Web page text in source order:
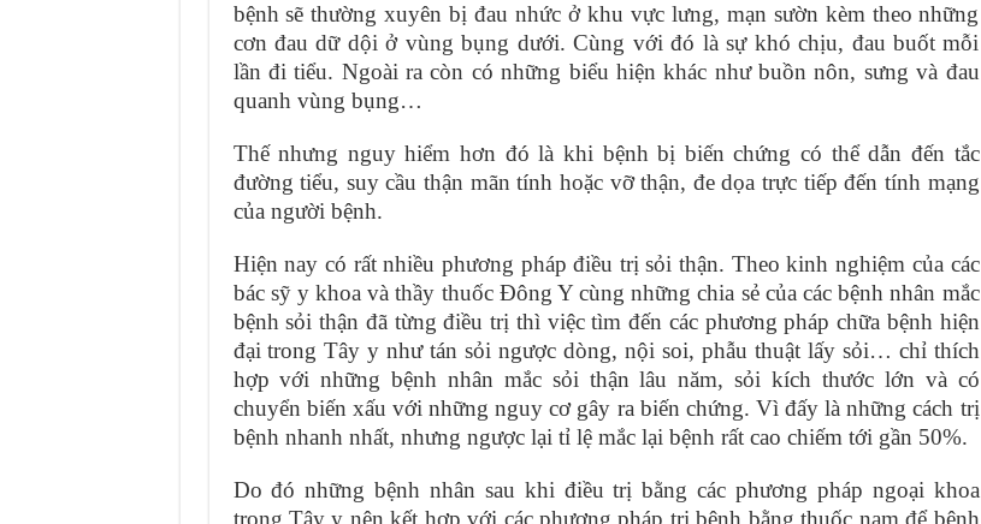
bệnh sẽ thường xuyên bị đau nhức ở khu vực lưng, mạn sườn kèm theo những
cơn đau dữ dội ở vùng bụng dưới. Cùng với đó là sự khó chịu, đau buốt mỗi
lần đi tiểu. Ngoài ra còn có những biểu hiện khác như buồn nôn, sưng và đau
quanh vùng bụng…
Thế nhưng nguy hiểm hơn đó là khi bệnh bị biến chứng có thể dẫn đến tắc
đường tiểu, suy cầu thận mãn tính hoặc vỡ thận, đe dọa trực tiếp đến tính mạng
của người bệnh.
Hiện nay có rất nhiều phương pháp điều trị sỏi thận. Theo kinh nghiệm của các
bác sỹ y khoa và thầy thuốc Đông Y cùng những chia sẻ của các bệnh nhân mắc
bệnh sỏi thận đã từng điều trị thì việc tìm đến các phương pháp chữa bệnh hiện
đại trong Tây y như tán sỏi ngược dòng, nội soi, phẫu thuật lấy sỏi… chỉ thích
hợp với những bệnh nhân mắc sỏi thận lâu năm, sỏi kích thước lớn và có
chuyển biến xấu với những nguy cơ gây ra biến chứng. Vì đấy là những cách trị
bệnh nhanh nhất, nhưng ngược lại tỉ lệ mắc lại bệnh rất cao chiếm tới gần 50%.
Do đó những bệnh nhân sau khi điều trị bằng các phương pháp ngoại khoa
trong Tây y nên kết hợp với các phương pháp trị bệnh bằng thuốc nam để bệnh